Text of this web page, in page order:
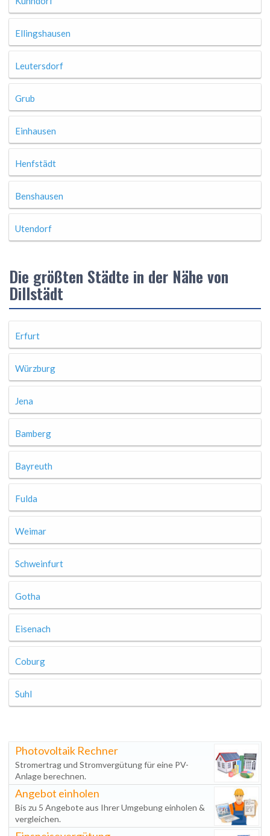
Ellingshausen
Leutersdorf
Grub
Einhausen
Henfstädt
Benshausen
Utendorf
Die größten Städte in der Nähe von
Dillstädt
Erfurt
Würzburg
Jena
Bamberg
Bayreuth
Fulda
Weimar
Schweinfurt
Gotha
Eisenach
Coburg
Suhl
Photovoltaik Rechner
Stromertrag und Stromvergütung für eine PV-
Anlage berechnen.
Angebot einholen
Bis zu 5 Angebote aus Ihrer Umgebung einholen &
vergleichen.